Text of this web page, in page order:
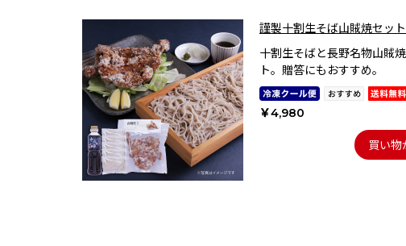
謹製十割生そば山賊焼セット
十割生そばと長野名物山賊
ト。贈答にもおすすめ。
￥4,980
買い物